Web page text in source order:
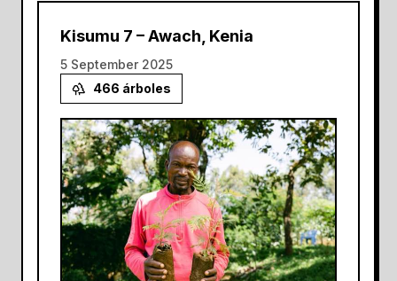
Kisumu 7 – Awach, Kenia
5 September 2025
466 árboles